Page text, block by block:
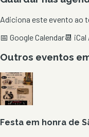
Adiciona este evento ao
📅 Google Calendar📆
Outros eventos
Festa em honra de